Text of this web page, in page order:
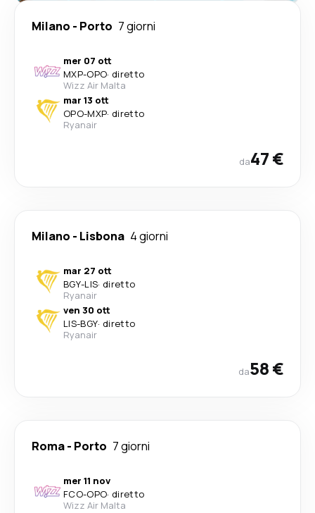
Milano - Porto 7 giorni
mer 07 ott
MXP-OPO· diretto
Wizz Air Malta
mar 13 ott
OPO-MXP· diretto
Ryanair
da47 €
Milano - Lisbona 4 giorni
mar 27 ott
BGY-LIS· diretto
Ryanair
ven 30 ott
LIS-BGY· diretto
Ryanair
da58 €
Roma- Porto 7 giorni
mer 11 nov
FCO-OPO· diretto
Wizz Air Malta